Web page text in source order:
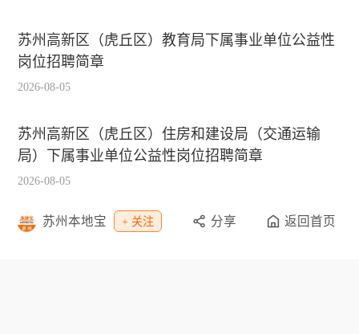
苏州本地宝 + 关注 分享 返回首页
苏州高新区（虎丘区）教育局下属事业单位公益性
岗位招聘简章
2026-08-05
苏州高新区（虎丘区）住房和建设局（交通运输
局）下属事业单位公益性岗位招聘简章
2026-08-05
苏州高新区（虎丘区）机构编制效能管理中心公益